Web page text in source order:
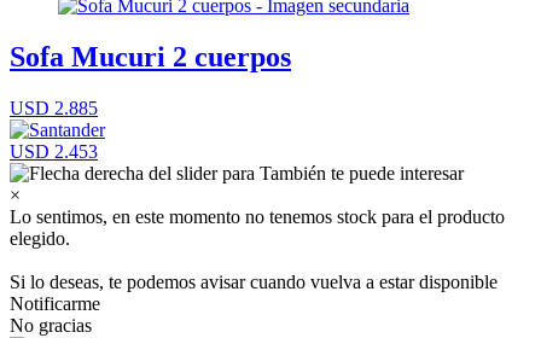
Sofa Mucuri 2 cuerpos
USD 2.885
USD 2.453
×
Lo sentimos, en este momento no tenemos stock para el producto
elegido.
Si lo deseas, te podemos avisar cuando vuelva a estar disponible
Notificarme
No gracias